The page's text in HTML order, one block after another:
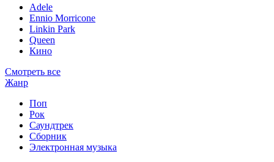
Adele
Ennio Morricone
Linkin Park
Queen
Кино
Смотреть все
Жанр
Поп
Рок
Саундтрек
Сборник
Электронная музыка